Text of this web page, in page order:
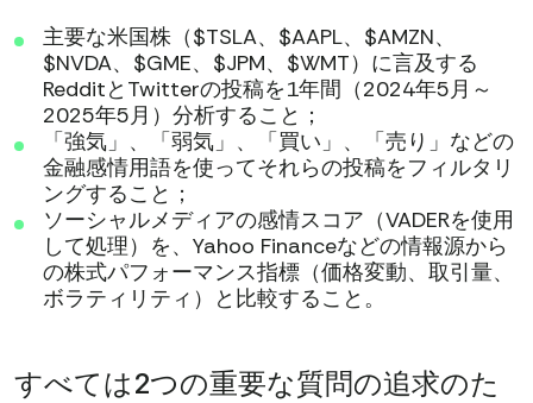
主要な米国株（$TSLA、$AAPL、$AMZN、
$NVDA、$GME、$JPM、$WMT）に言及する
RedditとTwitterの投稿を1年間（2024年5月～
2025年5月）分析すること；
「強気」、「弱気」、「買い」、「売り」などの
金融感情用語を使ってそれらの投稿をフィルタリ
ングすること；
ソーシャルメディアの感情スコア（VADERを使用
して処理）を、Yahoo Financeなどの情報源から
の株式パフォーマンス指標（価格変動、取引量、
ボラティリティ）と比較すること。
すべては2つの重要な質問の追求のた